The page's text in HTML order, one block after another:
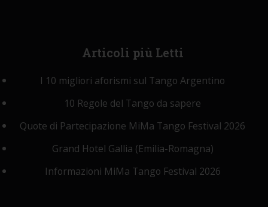
Articoli più Letti
I 10 migliori aforismi sul Tango Argentino
10 Regole del Tango da sapere
Quote di Partecipazione MiMa Tango Festival 2026
Grand Hotel Gallia (Emilia-Romagna)
Informazioni MiMa Tango Festival 2026